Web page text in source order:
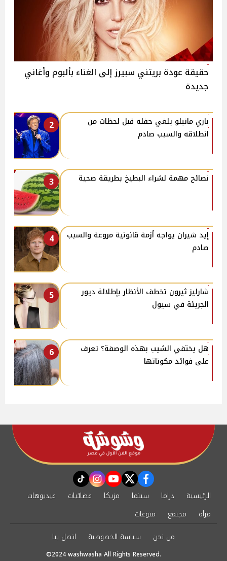
حقيقة عودة بريتني سبيرز إلى الغناء بألبوم وأغاني
جديدة
2
باري مانيلو يلغي حفله قبل لحظات من
انطلاقه والسبب صادم
3 نصائح مهمة لشراء البطيخ بطريقة صحية
4
إيد شيران يواجه أزمة قانونية مروعة والسبب
صادم
5
شارليز ثيرون تخطف الأنظار بإطلالة ديور
الجريئة في سيول
6
هل يختفي الشيب بهذه الوصفة؟ تعرف
على فوائد مكوناتها
facebook
twitter
youtube
instagram
tiktok
الرئيسية دراما سينما مزيكا فضائيات
فيديوهات
مرأة
مجتمع
منوعات
من نحن
سياسة الخصوصية اتصل بنا
©2024 washwasha All Rights Reserved.